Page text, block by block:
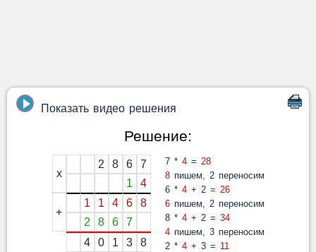
Показать видео решения
Решение:
x
2 8 6
7
1
4
+
1 1 4 6
8
2
8 6
7
4
0 1 3 8
7 * 4= 28
8пишем, 2 переносим
6 * 4+ 2 = 26
6пишем, 2 переносим
8 * 4+ 2 = 34
4пишем, 3 переносим
2 * 4+ 3 = 11